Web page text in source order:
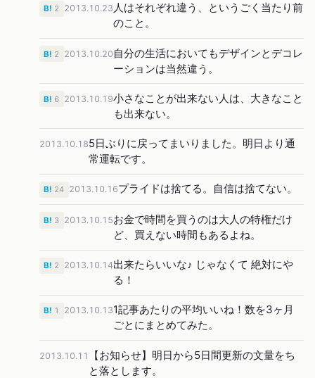
2013.10.23 人はそれぞれ違う、というごく当たり前
のこと。
B! 2
2013.10.20 自分の生活においてもデザインとデコレ
ーションは当然違う。
B! 2
2013.10.19小さなことが出来ない人は、大きなこと
も出来ない。
B! 6
2013.10.185日ぶりに戻ってまいりました。明日より通
常運転です。
2013.10.16プライドは捨てる。自信は捨てない。
B! 24
2013.10.15お金で時間を買うのは大人の特権だけ
ど、買えない時間もあるよね。
B! 3
2013.10.14出来たらいいな♪ じゃなくて 絶対にや
る！
B! 2
2013.10.131記事あたりの平均いいね！数を3ヶ月
ごとにまとめてみた。
B! 1
2013.10.11
【お知らせ】明日から5日間更新の文量をち
と落とします。